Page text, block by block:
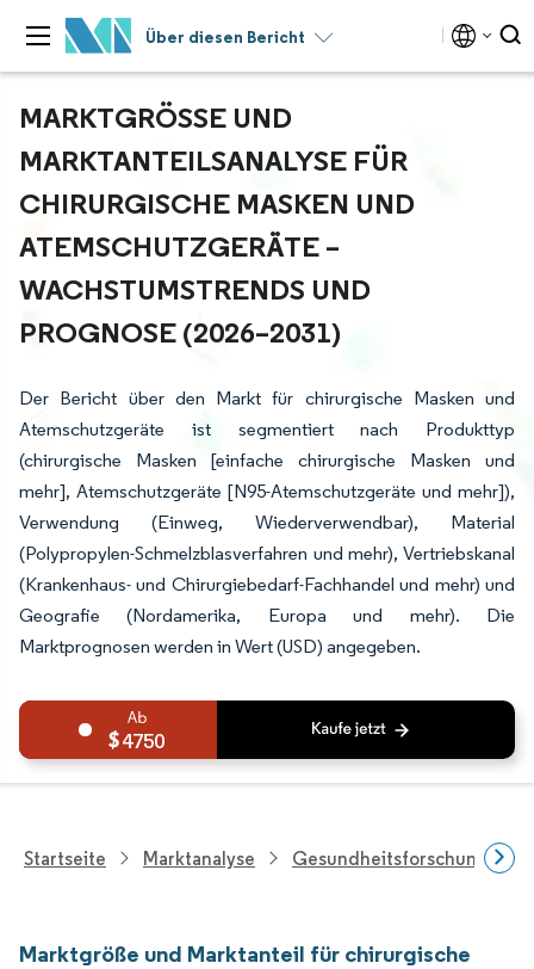
Über diesen Bericht
MARKTGRÖSSE UND M
ARKTANTEILSANALYSE FÜR C
HIRURGISCHE MASKEN UND A
TEMSCHUTZGERÄTE – W
ACHSTUMSTRENDS UND P
ROGNOSE (2026–2031)
Der Bericht über den Markt für chirurgische Masken und
Atemschutzgeräte ist segmentiert nach Produkttyp
(chirurgische Masken [einfache chirurgische Masken und
mehr], Atemschutzgeräte [N95-Atemschutzgeräte und mehr]),
Verwendung (Einweg, Wiederverwendbar), Material
(Polypropylen-Schmelzblasverfahren und mehr), Vertriebskanal
(Krankenhaus- und Chirurgiebedarf-Fachhandel und mehr) und
Geografie (Nordamerika, Europa und mehr). Die
Marktprognosen werden in Wert (USD) angegeben.
4750
Startseite Marktanalyse Gesundheitsforschung
Marktgröße und Marktanteil für chirurgische